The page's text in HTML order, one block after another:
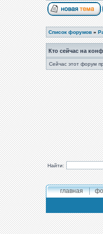
Список форумов »
Кто сейчас на
Сейчас этот форум
Найти:
главная